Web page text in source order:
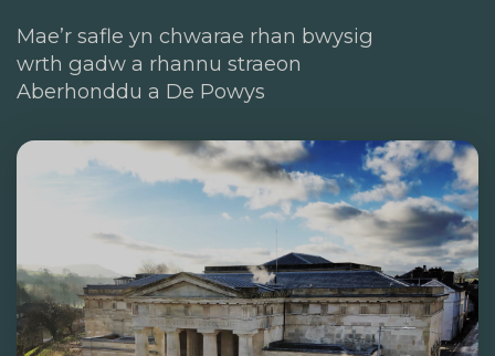
Mae’r safle yn chwarae rhan bwysig
wrth gadw a rhannu straeon
Aberhonddu a De Powys